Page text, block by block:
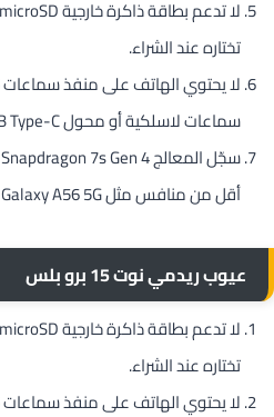
تختاره عند الشراء.
سماعات لاسلكية أو محول USB Type-C.
أقل من منافس مثل Samsung Galaxy A56 5G.
عيوب ريدمي نوت 15 برو بلس
تختاره عند الشراء.